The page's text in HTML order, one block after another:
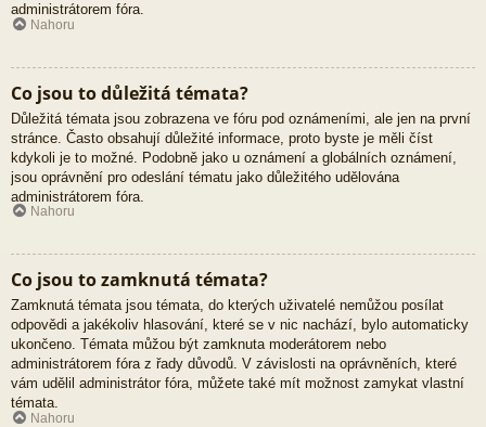
administrátorem fóra.
Nahoru
Co jsou to důležitá témata?
Důležitá témata jsou zobrazena ve fóru pod oznámeními, ale jen na první
stránce. Často obsahují důležité informace, proto byste je měli číst
kdykoli je to možné. Podobně jako u oznámení a globálních oznámení,
jsou oprávnění pro odeslání tématu jako důležitého udělována
administrátorem fóra.
Nahoru
Co jsou to zamknutá témata?
Zamknutá témata jsou témata, do kterých uživatelé nemůžou posílat
odpovědi a jakékoliv hlasování, které se v nic nachází, bylo automaticky
ukončeno. Témata můžou být zamknuta moderátorem nebo
administrátorem fóra z řady důvodů. V závislosti na oprávněních, které
vám udělil administrátor fóra, můžete také mít možnost zamykat vlastní
témata.
Nahoru